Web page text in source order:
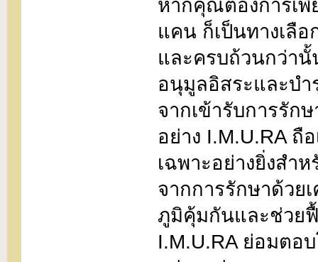
หากคุณต้องการเพี
แคน ก็เป็นทางเลื
และครบถ้วนกว่า
อนุมูลอิสระและบำ
จากเข้ารับการรัก
อย่าง I.M.U.RA ถื
เฉพาะอย่างยิ่งสำ
จากการรักษาด้ว
ภูมิคุ้มกันและช่วย
I.M.U.RA ย่อมตอ